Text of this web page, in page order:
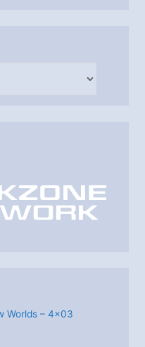
Worlds – 4×03